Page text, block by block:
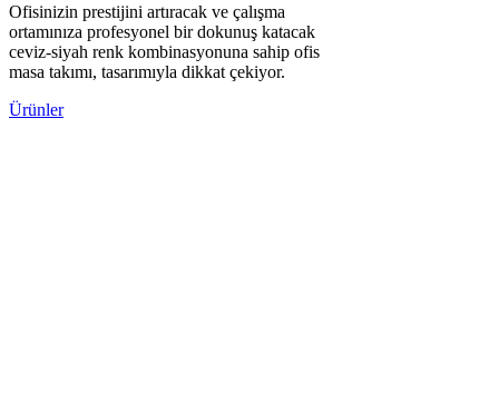
Ofisinizin prestijini artıracak ve çalışma
ortamınıza profesyonel bir dokunuş katacak
ceviz-siyah renk kombinasyonuna sahip ofis
masa takımı, tasarımıyla dikkat çekiyor.
Ürünler